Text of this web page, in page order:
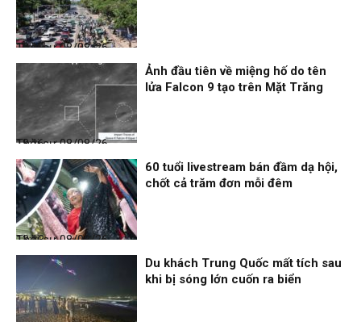
Thời sự
08/08/26, 18:19
Thời sự
08/08/26, 18:16
Ảnh đầu tiên về miệng hố do tên
lửa Falcon 9 tạo trên Mặt Trăng
Thời sự
08/08/26, 13:13
60 tuổi livestream bán đầm dạ hội,
chốt cả trăm đơn mỗi đêm
Du khách Trung Quốc mất tích sau
khi bị sóng lớn cuốn ra biển